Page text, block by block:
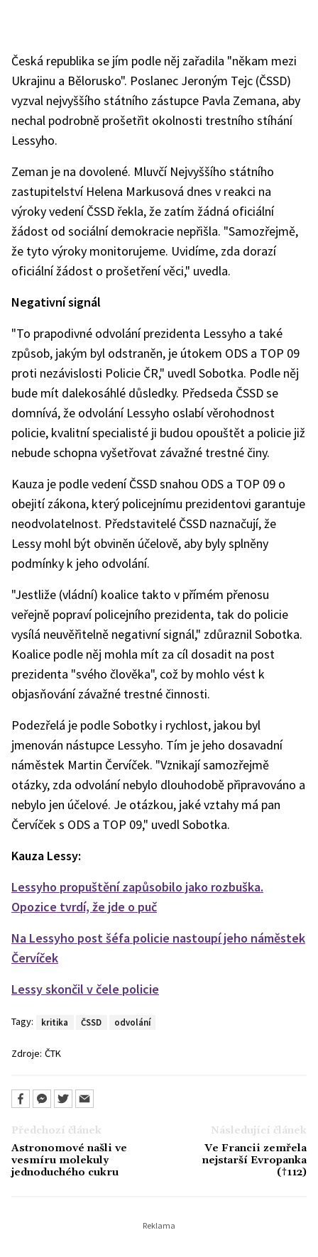
Česká republika se jím podle něj zařadila "někam mezi
Ukrajinu a Bělorusko". Poslanec Jeroným Tejc (ČSSD)
vyzval nejvyššího státního zástupce Pavla Zemana, aby
nechal podrobně prošetřit okolnosti trestního stíhání
Lessyho.
Zeman je na dovolené. Mluvčí Nejvyššího státního
zastupitelství Helena Markusová dnes v reakci na
výroky vedení ČSSD řekla, že zatím žádná oficiální
žádost od sociální demokracie nepřišla. "Samozřejmě,
že tyto výroky monitorujeme. Uvidíme, zda dorazí
oficiální žádost o prošetření věci," uvedla.
Negativní signál
"To prapodivné odvolání prezidenta Lessyho a také
způsob, jakým byl odstraněn, je útokem ODS a TOP 09
proti nezávislosti Policie ČR," uvedl Sobotka. Podle něj
bude mít dalekosáhlé důsledky. Předseda ČSSD se
domnívá, že odvolání Lessyho oslabí věrohodnost
policie, kvalitní specialisté ji budou opouštět a policie již
nebude schopna vyšetřovat závažné trestné činy.
Kauza je podle vedení ČSSD snahou ODS a TOP 09 o
obejití zákona, který policejnímu prezidentovi garantuje
neodvolatelnost. Představitelé ČSSD naznačují, že
Lessy mohl být obviněn účelově, aby byly splněny
podmínky k jeho odvolání.
"Jestliže (vládní) koalice takto v přímém přenosu
veřejně popraví policejního prezidenta, tak do policie
vysílá neuvěřitelně negativní signál," zdůraznil Sobotka.
Koalice podle něj mohla mít za cíl dosadit na post
prezidenta "svého člověka", což by mohlo vést k
objasňování závažné trestné činnosti.
Podezřelá je podle Sobotky i rychlost, jakou byl
jmenován nástupce Lessyho. Tím je jeho dosavadní
náměstek Martin Červíček. "Vznikají samozřejmě
otázky, zda odvolání nebylo dlouhodobě připravováno a
nebylo jen účelové. Je otázkou, jaké vztahy má pan
Červíček s ODS a TOP 09," uvedl Sobotka.
Kauza Lessy:
Lessyho propuštění zapůsobilo jako rozbuška.
Opozice tvrdí, že jde o puč
Na Lessyho post šéfa policie nastoupí jeho náměstek
Červíček
Lessy skončil v čele policie
Tagy: kritika ČSSD odvolání
Zdroje: ČTK
Předchozí článek
Astronomové našli ve
vesmíru molekuly
jednoduchého cukru
Následující článek
Ve Francii zemřela
nejstarší Evropanka
(†112)